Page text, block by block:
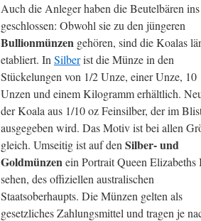
Auch die Anleger haben die Beutelbären
geschlossen: Obwohl sie zu den jüngeren
Bullionmünzen gehören, sind die Koalas
etabliert. In Silberist die Münze in den
Stückelungen von 1/2 Unze, einer Unze, 10
Unzen und einem Kilogramm erhältlich.
der Koala aus 1/10 oz Feinsilber, der im
ausgegeben wird. Das Motiv ist bei allen
gleich. Umseitig ist auf den Silber- und
Goldmünzenein Portrait Queen Elizabeths
sehen, des offiziellen australischen
Staatsoberhaupts. Die Münzen gelten als
gesetzliches Zahlungsmittel und tragen je